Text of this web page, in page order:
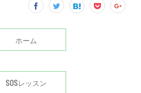
ホーム
SOSレッスン